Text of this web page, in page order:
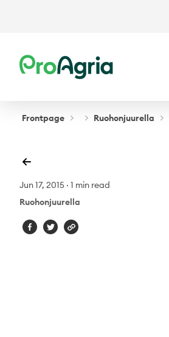
ProAgria
Frontpage Ruohonjuurella
Jun 17, 2015 · 1 min read
Ruohonjuurella